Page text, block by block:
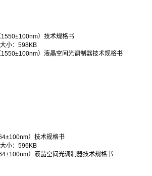
）技术规格书
小：598KB
）液晶空间光调制器技术规格书
）技术规格书
小：596KB
）液晶空间光调制器技术规格书